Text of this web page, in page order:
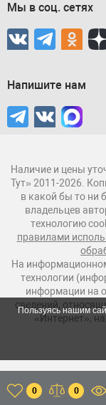
Мы в соц. сетях
Напишите нам
Наличие и цены
Тут» 2011-2026.
в какой бы то ни
владельцев
технологию
правилами
На
технологии
информации на
сведений,
«Интернет»,
0 0
Пользуясь нашим